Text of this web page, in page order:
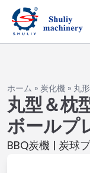
ホーム » 炭化機 » 丸
丸型＆枕
ボールプ
BBQ炭機 | 炭球